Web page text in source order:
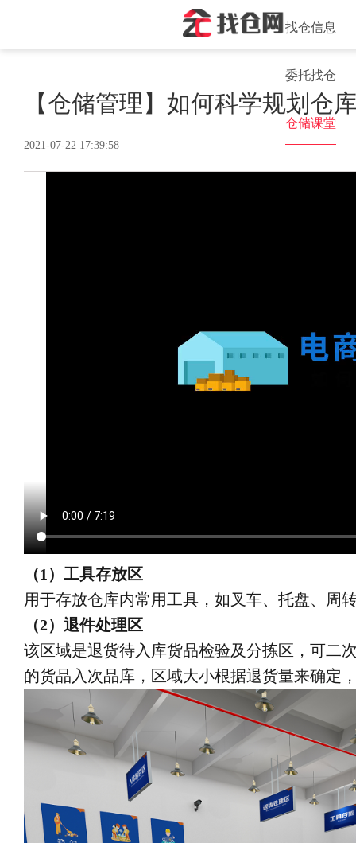
找仓信息
委托找仓
仓储课堂
【仓储管理】如何科学规划仓
2021-07-22 17:39:58
（1）工具存放区
用于存放仓库内常用工具，如叉车、托盘、周
（2）退件处理区
该区域是退货待入库货品检验及分拣区，可二
的货品入次品库，区域大小根据退货量来确定